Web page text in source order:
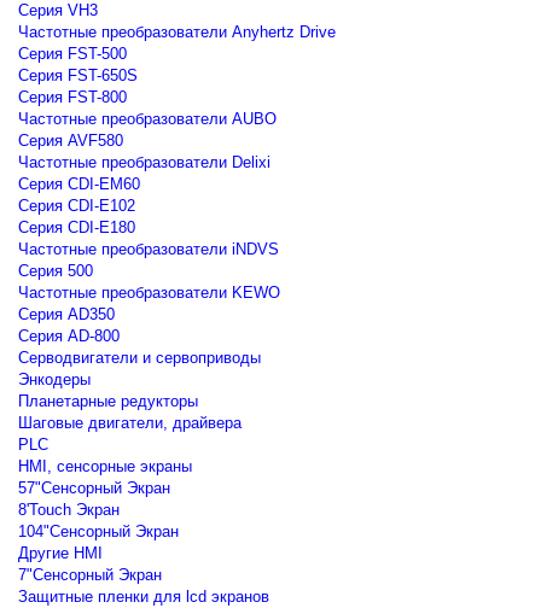
Cерия VH3
Частотные преобразователи Anyhertz Drive
Серия FST-500
Серия FST-650S
Серия FST-800
Частотные преобразователи AUBO
Серия AVF580
Частотные преобразователи Delixi
Серия CDI-EM60
Серия CDI-E102
Серия CDI-E180
Частотные преобразователи iNDVS
Серия 500
Частотные преобразователи KEWO
Серия AD350
Серия AD-800
Серводвигатели и сервоприводы
Энкодеры
Планетарные редукторы
Шаговые двигатели, драйвера
PLC
HMI, сенсорные экраны
57"Сенсорный Экран
8'Touch Экран
104"Сенсорный Экран
Другие HMI
7"Сенсорный Экран
Защитные пленки для lcd экранов